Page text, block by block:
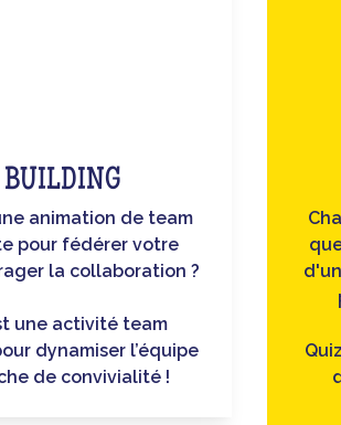
animation de team
pour fédérer votre
la collaboration ?
une activité team
dynamiser l’équipe
de convivialité !